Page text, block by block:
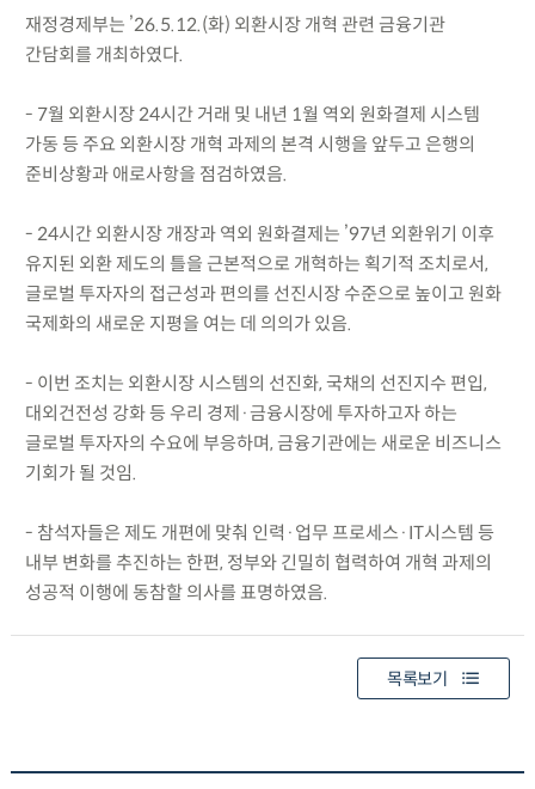
재정경제부는 ’26.5.12.(화) 외환시장 개혁 관련 금융기관
간담회를 개최하였다.
- 7월 외환시장 24시간 거래 및 내년 1월 역외 원화결제 시스템
가동 등 주요 외환시장 개혁 과제의 본격 시행을 앞두고 은행의
준비상황과 애로사항을 점검하였음.
- 24시간 외환시장 개장과 역외 원화결제는 ’97년 외환위기 이후
유지된 외환 제도의 틀을 근본적으로 개혁하는 획기적 조치로서,
글로벌 투자자의 접근성과 편의를 선진시장 수준으로 높이고 원화
국제화의 새로운 지평을 여는 데 의의가 있음.
- 이번 조치는 외환시장 시스템의 선진화, 국채의 선진지수 편입,
대외건전성 강화 등 우리 경제·금융시장에 투자하고자 하는
글로벌 투자자의 수요에 부응하며, 금융기관에는 새로운 비즈니스
기회가 될 것임.
- 참석자들은 제도 개편에 맞춰 인력·업무 프로세스·IT시스템 등
내부 변화를 추진하는 한편, 정부와 긴밀히 협력하여 개혁 과제의
성공적 이행에 동참할 의사를 표명하였음.
목록보기